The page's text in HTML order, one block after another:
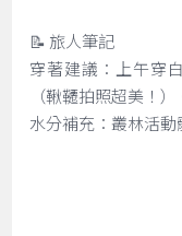
📝 旅人筆記
穿著建議：上午穿
（鞦韆拍照超美！）
水分補充：叢林活動